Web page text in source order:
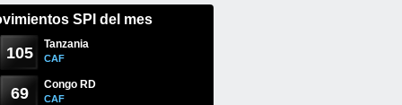
SPI del mes
105 Tanzania
CAF
69 Congo RD
CAF